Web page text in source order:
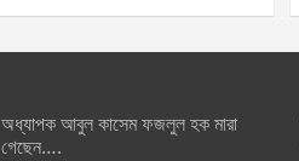
অধ্যাপক আবুল কাসেম ফজলুল হক মারা
গেছেন….